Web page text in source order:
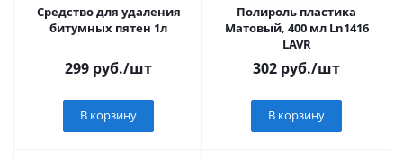
Средство для удаления
битумных пятен 1л
299 руб./шт
В корзину
Полироль пластика
Матовый, 400 мл Ln1416
LAVR
302 руб./шт
В корзину